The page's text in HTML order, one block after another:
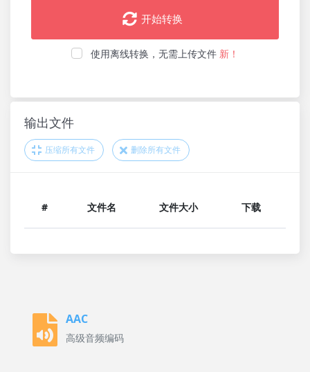
开始转换
使用离线转换，无需上传文件 新！
输出文件
压缩所有文件 删除所有文件
# 文件名 文件大小 下载
AAC
高级音频编码